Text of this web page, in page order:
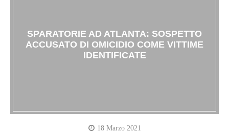
SPARATORIE AD ATLANTA: SOSPETTO
ACCUSATO DI OMICIDIO COME VITTIME
IDENTIFICATE
18 Marzo 2021